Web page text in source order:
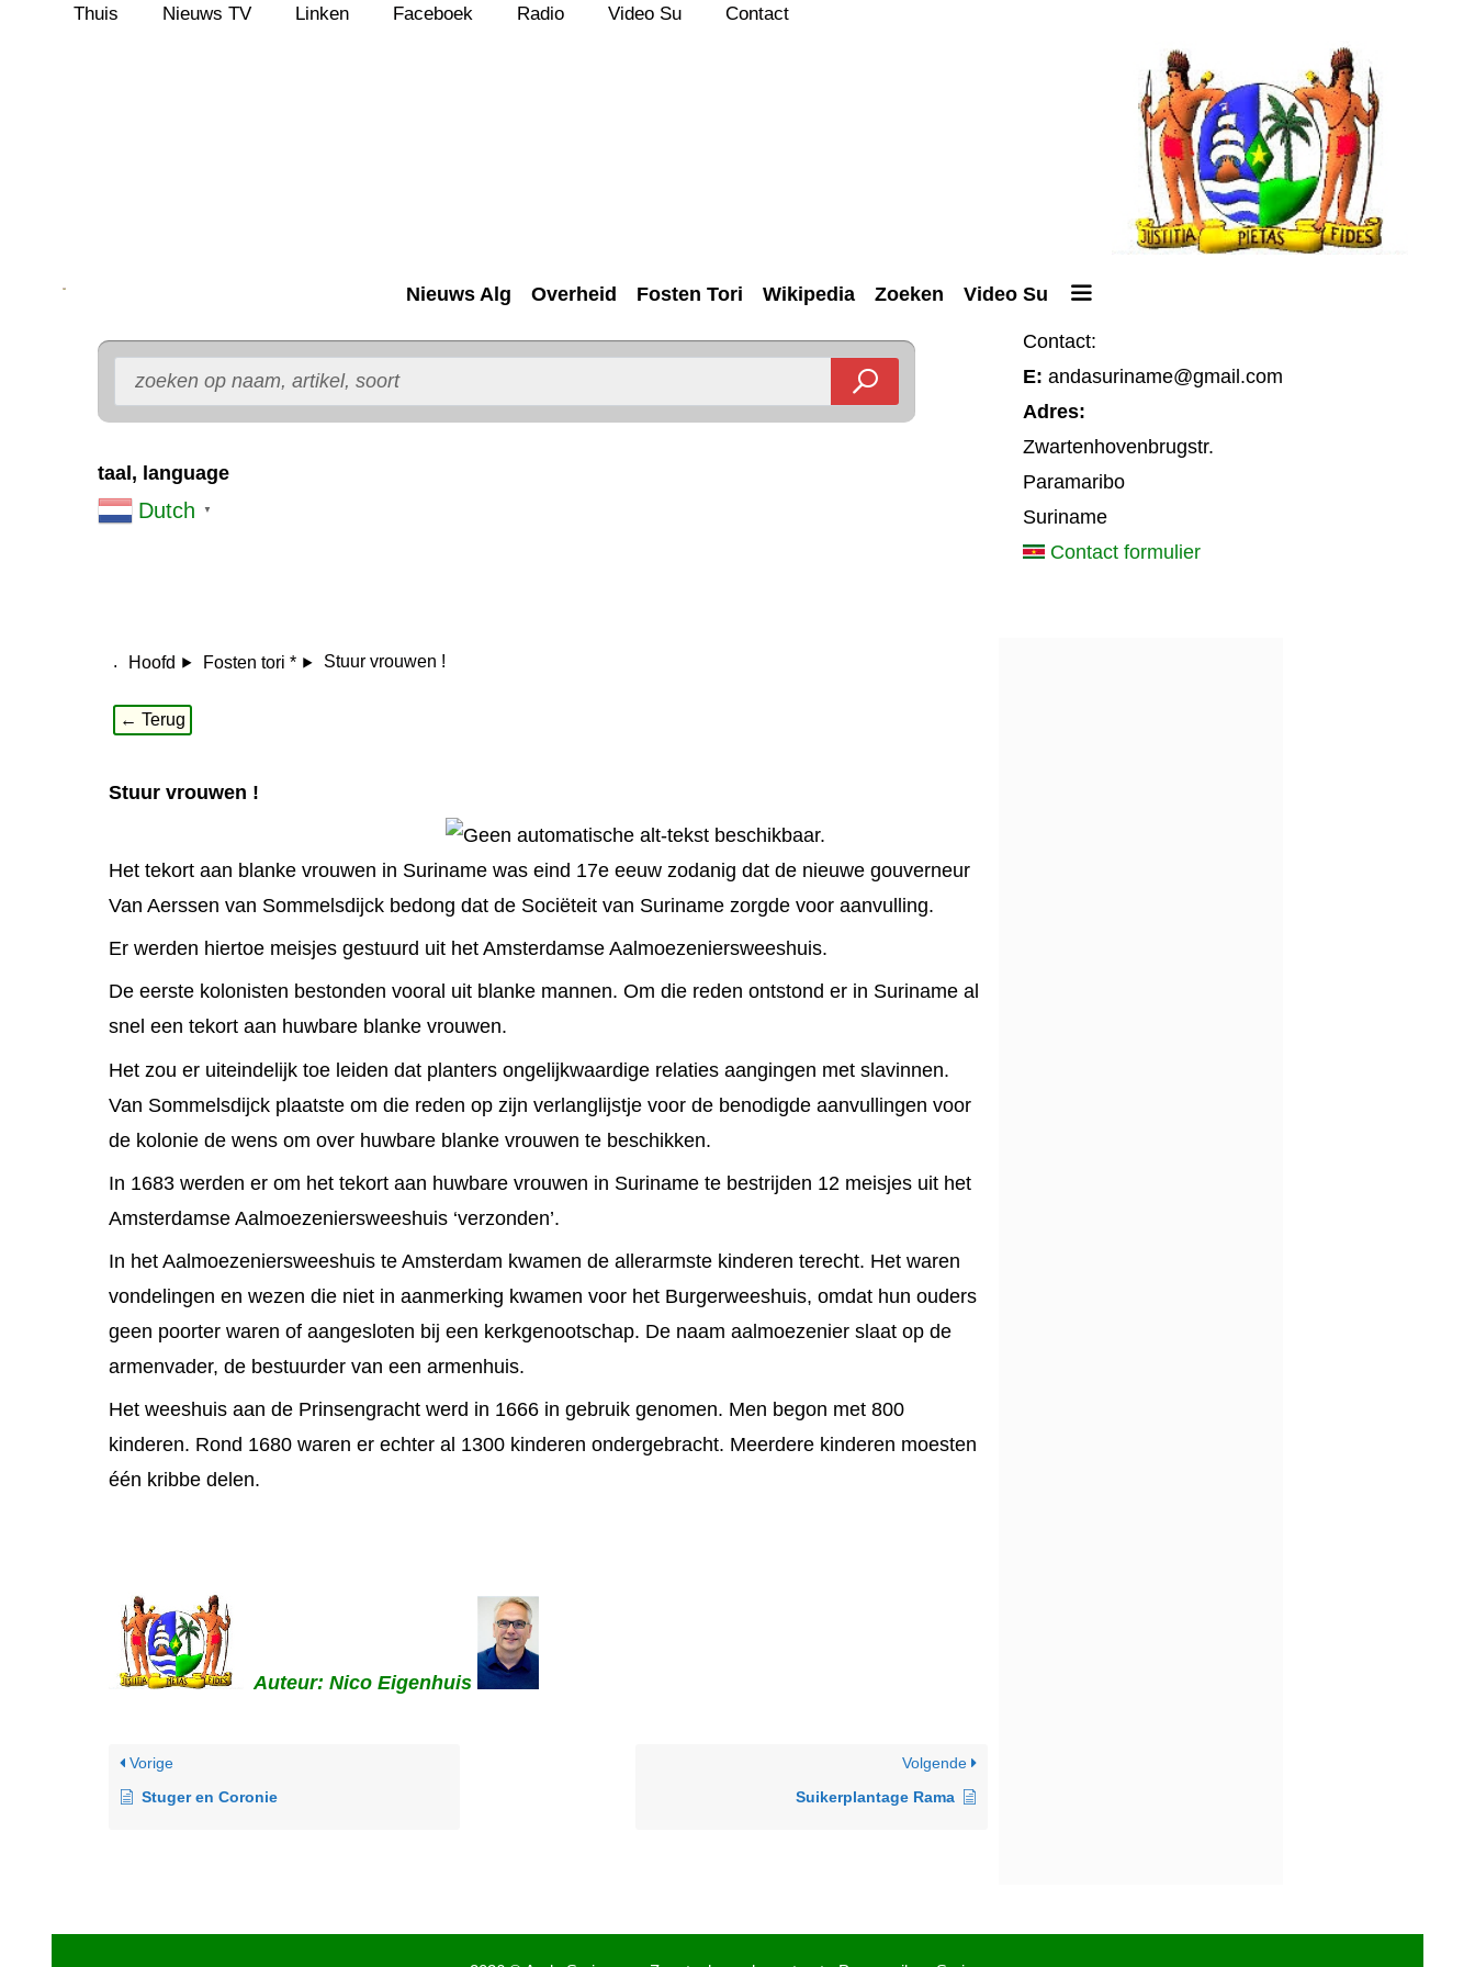
Thuis Nieuws TV Linken Faceboek Radio Video Su Contact
Nieuws Alg Overheid Fosten Tori Wikipedia Zoeken Video Su
taal, language
Dutch ▼
. Hoofd Fosten tori * Stuur vrouwen !
← Terug
Stuur vrouwen !
Het tekort aan blanke vrouwen in Suriname was eind 17e eeuw zodanig dat de nieuwe gouverneur
Van Aerssen van Sommelsdijck bedong dat de Sociëteit van Suriname zorgde voor aanvulling.
Er werden hiertoe meisjes gestuurd uit het Amsterdamse Aalmoezeniersweeshuis.
De eerste kolonisten bestonden vooral uit blanke mannen. Om die reden ontstond er in Suriname al
snel een tekort aan huwbare blanke vrouwen.
Het zou er uiteindelijk toe leiden dat planters ongelijkwaardige relaties aangingen met slavinnen.
Van Sommelsdijck plaatste om die reden op zijn verlanglijstje voor de benodigde aanvullingen voor
de kolonie de wens om over huwbare blanke vrouwen te beschikken.
In 1683 werden er om het tekort aan huwbare vrouwen in Suriname te bestrijden 12 meisjes uit het
Amsterdamse Aalmoezeniersweeshuis ‘verzonden’.
In het Aalmoezeniersweeshuis te Amsterdam kwamen de allerarmste kinderen terecht. Het waren
vondelingen en wezen die niet in aanmerking kwamen voor het Burgerweeshuis, omdat hun ouders
geen poorter waren of aangesloten bij een kerkgenootschap. De naam aalmoezenier slaat op de
armenvader, de bestuurder van een armenhuis.
Het weeshuis aan de Prinsengracht werd in 1666 in gebruik genomen. Men begon met 800
kinderen. Rond 1680 waren er echter al 1300 kinderen ondergebracht. Meerdere kinderen moesten
één kribbe delen.
Auteur: Nico Eigenhuis
Vorige
Stuger en Coronie
Volgende
Suikerplantage Rama
Contact:
E: andasuriname@gmail.com
Adres:
Zwartenhovenbrugstr.
Paramaribo
Suriname
Contact formulier